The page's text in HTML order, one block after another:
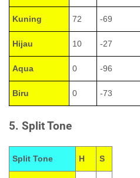
Kuning 72 -69
Hijau 10 -27
Aqua 0 -96
Biru 0 -73
5. Split Tone
Split Tone H S